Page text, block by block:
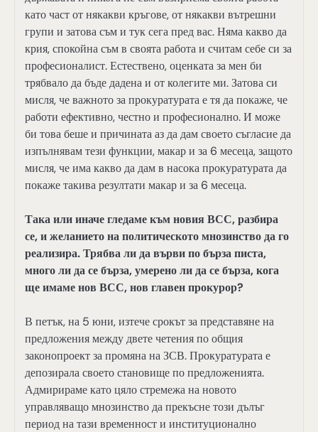
като част от някакви кръгове, от някакви вътрешни
групи и затова съм и тук сега пред вас. Няма какво да
крия, спокойна съм в своята работа и считам себе си за
професионалист. Естествено, оценката за мен би
трябвало да бъде дадена и от колегите ми. Затова си
мисля, че важното за прокуратурата е тя да покаже, че
работи ефективно, честно и професионално. И може
би това беше и причината аз да дам своето съгласие да
изпълнявам тези функции, макар и за 6 месеца, защото
мисля, че има какво да дам в насока прокуратурата да
покаже такива резултати макар и за 6 месеца.
Така или иначе гледаме към новия ВСС, разбира
се, и желанието на политическото мнозинство да го
реализира. Трябва ли да върви по бърза писта,
много ли да се бърза, умерено ли да се бърза, кога
ще имаме нов ВСС, нов главен прокурор?
В петък, на 5 юни, изтече срокът за представяне на
предложения между двете четения по общия
законопроект за промяна на ЗСВ. Прокуратурата е
депозирала своето становище по предложенията.
Адмирираме като цяло стремежа на новото
управляващо мнозинство да прекъсне този дълъг
период на тази временност и институционално